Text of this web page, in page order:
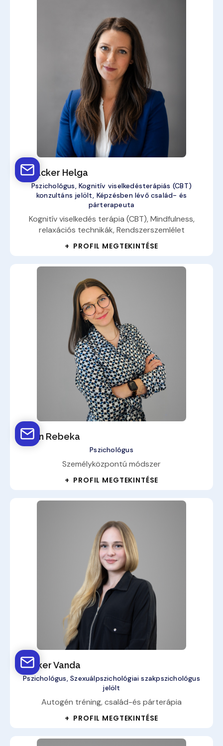
Altbäcker Helga
Pszichológus, Kognitív viselkedésterápiás (CBT)
konzultáns jelölt, Képzésben lévő család- és
párterapeuta
Kognitív viselkedés terápia (CBT), Mindfulness,
relaxációs technikák, Rendszerszemlélet
+ PROFIL MEGTEKINTÉSE
Simon Rebeka
Pszichológus
Személyközpontú módszer
+ PROFIL MEGTEKINTÉSE
Prekker Vanda
Pszichológus, Szexuálpszichológiai szakpszichológus
jelölt
Autogén tréning, család-és párterápia
+ PROFIL MEGTEKINTÉSE